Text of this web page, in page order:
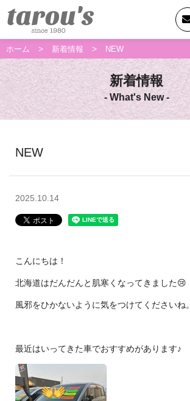
ホーム > 新着情報 > NEW
新着情報
- What's New -
NEW
2025.10.14
こんにちは！
北海道はだんだんと肌寒くなってきました😢
風邪をひかないように気をつけてくださいね。
最近はいってきた車でおすすめがあります♪